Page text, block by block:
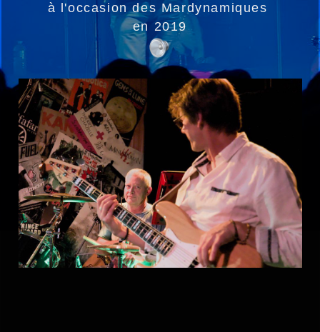
à l'occasion des Mardynamiques
en 2019